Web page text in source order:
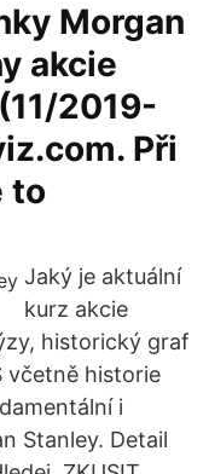
Morgan
akcie
2019-
Při
to
Jaký je aktuální
kurz akcie
historický graf
včetně historie
i
Stanley. Detail